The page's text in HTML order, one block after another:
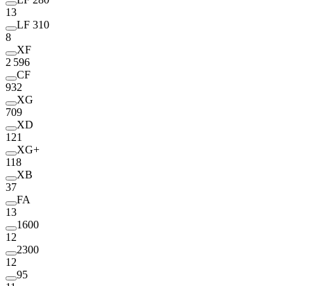
13
LF 310
8
XF
2 596
CF
932
XG
709
XD
121
XG+
118
XB
37
FA
13
1600
12
2300
12
95